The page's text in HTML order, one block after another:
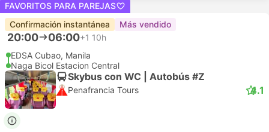
FAVORITOS PARA PAREJAS
Confirmación instantánea
Más vendido
20:00 06:00+1 10h
EDSA Cubao, Manila
Naga Bicol Estacion Central
Skybus con WC | Autobús #Z
Penafrancia Tours 4.1